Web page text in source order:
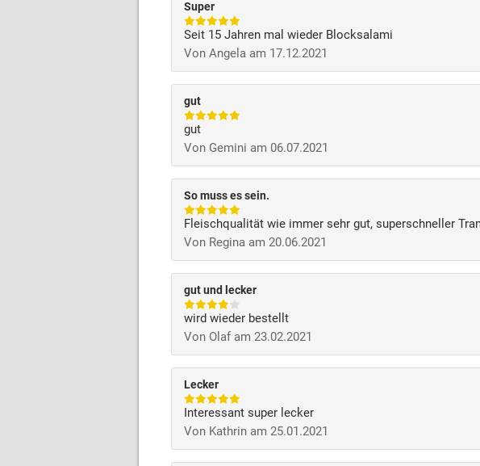
Super
Seit 15 Jahren mal wieder Blocksalami
Von Angela am 17.12.2021
gut
gut
Von Gemini am 06.07.2021
So muss es sein.
Fleischqualität wie immer sehr gut, superschneller
Von Regina am 20.06.2021
gut und lecker
wird wieder bestellt
Von Olaf am 23.02.2021
Lecker
Interessant super lecker
Von Kathrin am 25.01.2021